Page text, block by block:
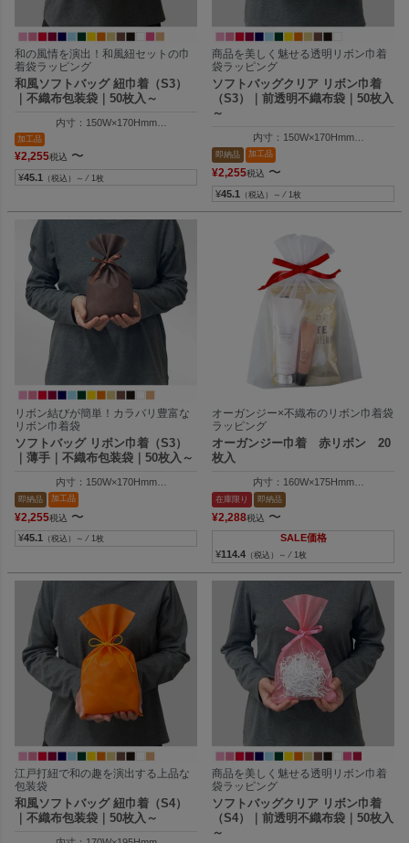
和の風情を演出！和風紐セットの巾
着袋ラッピング
和風ソフトバッグ 紐巾着（S3）
｜不織布包装袋｜50枚入～
内寸：150W×170Hmm
加工品
¥2,255税込 〜
¥45.1 （税込）～ ⁄ 1枚
商品を美しく魅せる透明リボン巾着
袋ラッピング
ソフトバッグクリア リボン巾着
（S3）｜前透明不織布袋｜50枚入
～
内寸：150W×170Hmm
外寸：150W×250Hmm
即納品 加工品
¥2,255税込 〜
¥45.1 （税込）～ ⁄ 1枚
リボン結びが簡単！カラバリ豊富な
リボン巾着袋
ソフトバッグ リボン巾着（S3）
｜薄手｜不織布包装袋｜50枚入～
内寸：150W×170Hmm
外寸：150W×250Hmm
即納品 加工品
¥2,255税込 〜
¥45.1 （税込）～ ⁄ 1枚
オーガンジー×不織布のリボン巾着袋
ラッピング
オーガンジー巾着 赤リボン 20
枚入
内寸：160W×175Hmm
外寸：160W×230Hmm
在庫限り 即納品
¥2,288税込 〜
SALE価格
¥114.4 （税込）～ ⁄ 1枚
江戸打紐で和の趣を演出する上品な
包装袋
和風ソフトバッグ 紐巾着（S4）
｜不織布包装袋｜50枚入～
商品を美しく魅せる透明リボン巾着
袋ラッピング
ソフトバッグクリア リボン巾着
（S4）｜前透明不織布袋｜50枚入
～